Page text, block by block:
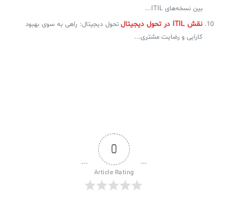
بین نسخه‌های ITIL...
نقش ITIL در تحول دیجیتال
تحول دیجیتال: راهی به سوی بهبود
کارایی و رضایت مشتری...
0
Article Rating